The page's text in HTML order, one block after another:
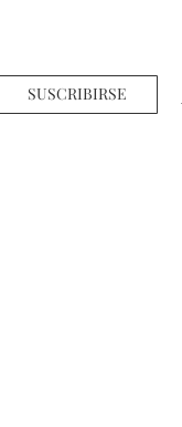
SUSCRIBIRSE